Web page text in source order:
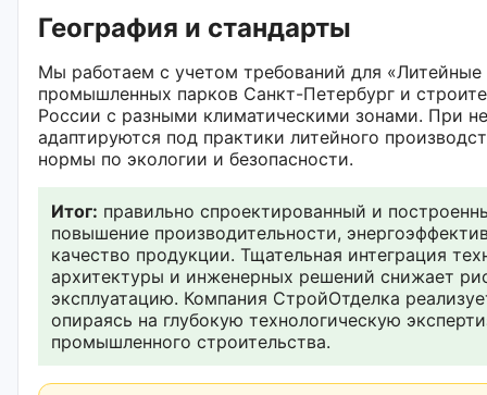
География и стандарты
Мы работаем с учетом требований для
промышленных парков Санкт-Петербург и
России с разными климатическими зонами. При
адаптируются под практики литейного
нормы по экологии и безопасности.
Итог: правильно спроектированный и
повышение производительности,
качество продукции. Тщательная интеграция
архитектуры и инженерных решений снижает
эксплуатацию. Компания СтройОтделка
опираясь на глубокую технологическую
промышленного строительства.